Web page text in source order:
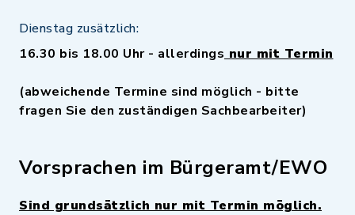
Dienstag zusätzlich:
16.30 bis 18.00 Uhr - allerdings nur mit Termin
(abweichende Termine sind möglich - bitte
fragen Sie den zuständigen Sachbearbeiter)
Vorsprachen im Bürgeramt/EWO
Sind grundsätzlich nur mit Termin möglich.